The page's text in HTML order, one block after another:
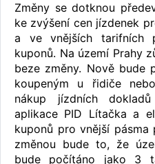
Změny se dotknou
ke zvýšení cen jízdenek
a ve vnějších tarifních
kuponů. Na území Prahy
beze změny. Nově bude
koupeným u řidiče
nákup jízdních
aplikace PID Lítačka a
kuponů pro vnější pásma
změnou bude to, že
bude počítáno jako 3